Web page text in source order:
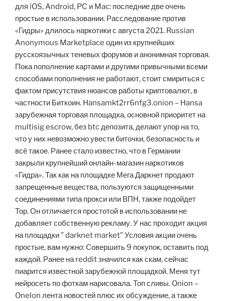
для iOS, Android, PC и Mac: последние две очень
простые в использовании. Расследование против
«Гидры» длилось наркотики с августа 2021. Russian
Anonymous Marketplace один из крупнейших
русскоязычных теневых форумов и анонимная торговая.
Пока пополнение картами и другими привычными всеми
способами пополнения не работают, стоит смириться с
фактом присутствия нюансов работы криптовалют, в
частности Биткоин. Hansamkt2rr6nfg3.onion – Hansa
зарубежная торговая площадка, основной приоритет на
multisig escrow, без btc депозита, делают упор на то,
что у них невозможно увести биточки, безопасность и
всё такое. Ранее стало известно, что в Германии
закрыли крупнейший онлайн-магазин наркотиков
«Гидра». Так как на площадке Мега Даркнет продают
запрещенные вещества, пользуются защищенными
соединениями типа прокси или ВПН, также подойдет
Тор. Он отличается простотой в использовании не
добавляет собственную рекламу. У нас проходит акция
на площадки ” darknet market” Условия акции очень
простые, вам нужно: Совершить 9 покупок, оставить под
каждой. Ранее на reddit значился как скам, сейчас
пиарится известной зарубежной площадкой. Меня тут
нейросеть по фоткам нарисовала. Топ сливы. Onion –
Onelon лента новостей плюс их обсуждение, а также